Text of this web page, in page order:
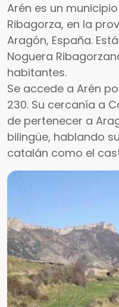
Arén es un
Ribagorza, en la
Aragón, España.
Noguera
habitantes.
Se accede a Arén
230. Su cercanía a
de pertenecer a
bilingüe, hablando
catalán como el